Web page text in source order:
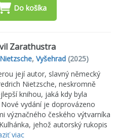
Do košíka
Zarathustra
,Vyšehrad (2025)
její autor, slavný německý
Nietzsche, neskromně
knihou, jaká kdy byla
vydání je doprovázeno
význačného českého výtvarníka
jehož autorský rukopis
viac